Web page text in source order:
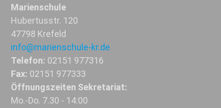
Marienschule
Hubertusstr. 120
47798 Krefeld
info@marienschule-kr.de
Telefon: 02151 977316
Fax: 02151 977333
Öffnungszeiten Sekretariat:
Mo.-Do. 7.30 - 14:00